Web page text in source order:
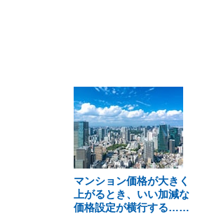
マンション価格が大きく
上がるとき、いい加減な
価格設定が横行する……